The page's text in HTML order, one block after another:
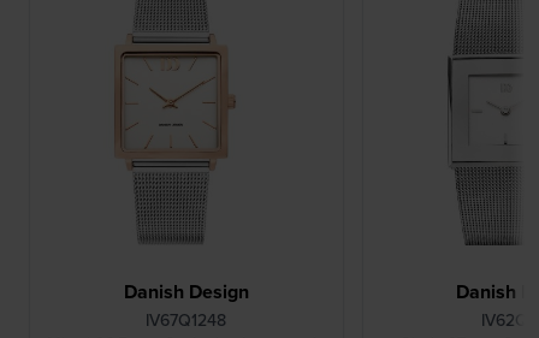
Danish Design
IV67Q1248
Danish